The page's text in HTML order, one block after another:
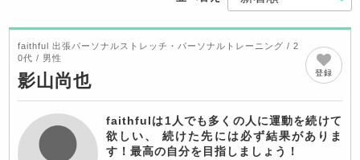
登録
faithful 出張パーソナルストレッチ・パーソナルトレーニング / 2
0代 / 男性
影山尚也
faithfulは1人でも多くの人に運動を続けて
欲しい、 続けた先には必ず結果がありま
す！最高の自分を目指しましょう！